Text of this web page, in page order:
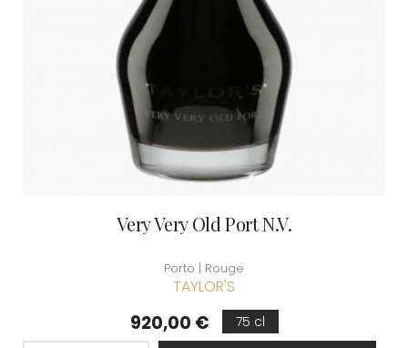
Very Very Old Port N.V.
Porto | Rouge
TAYLOR'S
Prix
920,00 € 75 cl